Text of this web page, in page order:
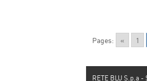
Pages: « 1
RETE BLU S.p.a -